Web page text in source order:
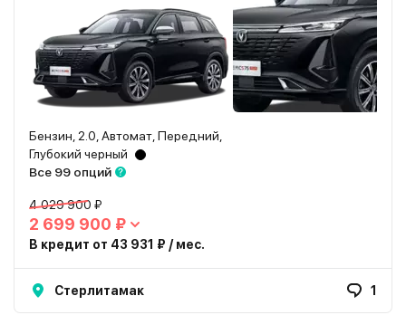
Бензин, 2.0, Автомат, Передний,
Глубокий черный
Все 99 опций
4 029 900 ₽
2 699 900 ₽
В кредит от 43 931 ₽ / мес.
Стерлитамак 1